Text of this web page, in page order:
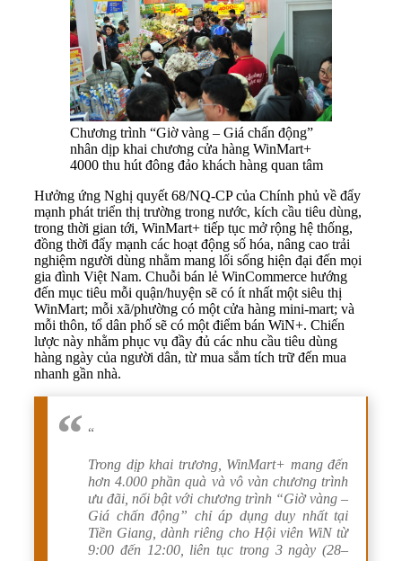
Chương trình “Giờ vàng – Giá chấn động”
nhân dịp khai chương cửa hàng WinMart+
4000 thu hút đông đảo khách hàng quan tâm
Hưởng ứng Nghị quyết 68/NQ-CP của Chính phủ về đẩy
mạnh phát triển thị trường trong nước, kích cầu tiêu dùng,
trong thời gian tới, WinMart+ tiếp tục mở rộng hệ thống,
đồng thời đẩy mạnh các hoạt động số hóa, nâng cao trải
nghiệm người dùng nhằm mang lối sống hiện đại đến mọi
gia đình Việt Nam. Chuỗi bán lẻ WinCommerce hướng
đến mục tiêu mỗi quận/huyện sẽ có ít nhất một siêu thị
WinMart; mỗi xã/phường có một cửa hàng mini-mart; và
mỗi thôn, tổ dân phố sẽ có một điểm bán WiN+. Chiến
lược này nhằm phục vụ đầy đủ các nhu cầu tiêu dùng
hàng ngày của người dân, từ mua sắm tích trữ đến mua
nhanh gần nhà.
“
Trong dịp khai trương, WinMart+ mang đến
hơn 4.000 phần quà và vô vàn chương trình
ưu đãi, nổi bật với chương trình “Giờ vàng –
Giá chấn động” chỉ áp dụng duy nhất tại
Tiền Giang, dành riêng cho Hội viên WiN từ
9:00 đến 12:00, liên tục trong 3 ngày (28–